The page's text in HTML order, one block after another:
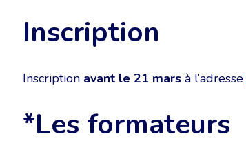
Inscription
Inscription avant le 21 mars à l’adresse
*Les formateurs